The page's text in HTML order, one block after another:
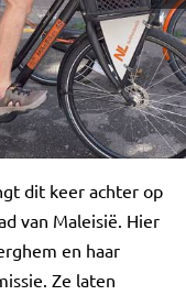
dit keer achter op
van Maleisië. Hier
en haar
Ze laten